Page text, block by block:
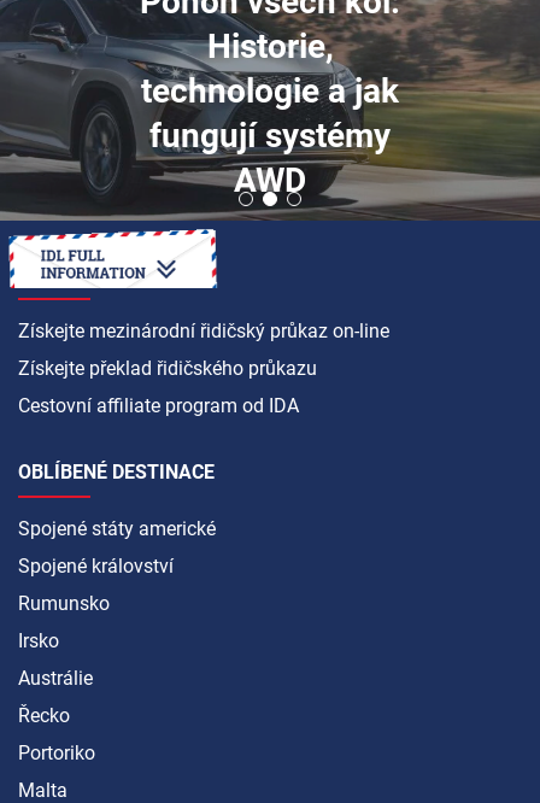
Peugeot 405:
příběh dvou
nadčasových
francouzských
klasik - Kapitola 1
JAK NA TO
Získejte mezinárodní řidičský průkaz on-line
Získejte překlad řidičského průkazu
Cestovní affiliate program od IDA
OBLÍBENÉ DESTINACE
Spojené státy americké
Spojené království
Rumunsko
Irsko
Austrálie
Řecko
Portoriko
Malta